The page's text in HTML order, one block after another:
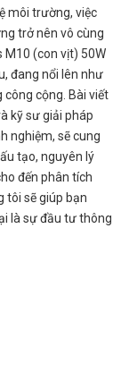
môi trường, việc
trở nên vô cùng
M10 (con vịt) 50W
đang nổi lên như
cộng. Bài viết
kỹ sư giải pháp
nghiệm, sẽ cung
tạo, nguyên lý
đến phân tích
tôi sẽ giúp bạn
là sự đầu tư thông